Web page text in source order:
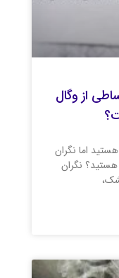
از وگال
اما نگران
نگران